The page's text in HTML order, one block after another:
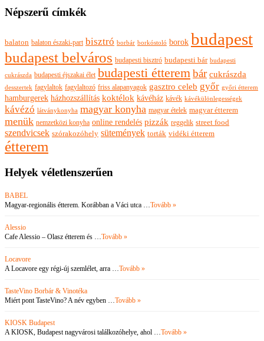
Népszerű címkék
balaton balaton északi-part bisztró borbár borkóstoló borok budapest
budapest belváros budapesti bisztró budapesti bár budapesti
cukrászda budapesti éjszakai élet budapesti étterembár cukrászda
desszertek fagylaltok fagylaltozó friss alapanyagok gasztro celeb győr győri étterem
hamburgerek házhozszállítás koktélok kávéház kávék kávékülönlegességek
kávézó látványkonyha magyar konyha magyar ételek magyar étterem
menük nemzetközi konyha online rendelés pizzák reggelik street food
szendvicsek szórakozóhely sütemények torták vidéki étterem
étterem
Helyek véletlenszerűen
BABEL
Magyar-regionális étterem. Korábban a Váci utca …Tovább »
Alessio
Cafe Alessio – Olasz étterem és …Tovább »
Locavore
A Locavore egy régi-új szemlélet, arra …Tovább »
TasteVino Borbár & Vinotéka
Miért pont TasteVino? A név egyben …Tovább »
KIOSK Budapest
A KIOSK, Budapest nagyvárosi találkozóhelye, ahol …Tovább »